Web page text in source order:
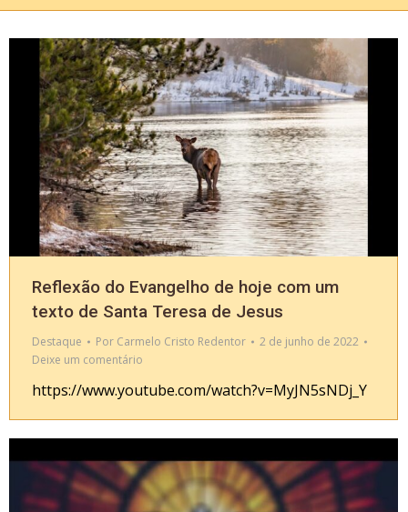
Reflexão do Evangelho de hoje com um
texto de Santa Teresa de Jesus
Destaque Por Carmelo Cristo Redentor
2 de junho de 2022
Deixe um comentário
https://www.youtube.com/watch?v=MyJN5sNDj_Y